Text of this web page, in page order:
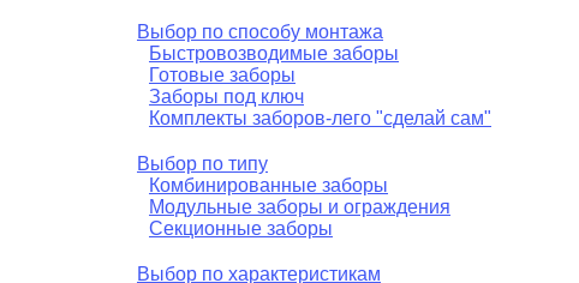
Выбор по способу монтажа
Быстровозводимые заборы
Готовые заборы
Заборы под ключ
Комплекты заборов-лего "сделай сам"
Выбор по типу
Комбинированные заборы
Модульные заборы и ограждения
Секционные заборы
Выбор по характеристикам